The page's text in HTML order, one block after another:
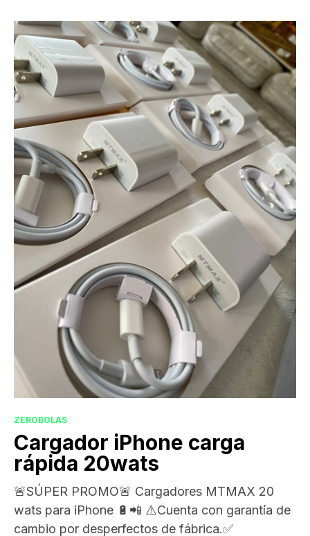
ZEROBOLAS
Cargador iPhone carga
rápida 20wats
🚨SÚPER PROMO🚨 Cargadores MTMAX 20
wats para iPhone 🔋📲 ⚠️Cuenta con garantía de
cambio por desperfectos de fábrica.✅